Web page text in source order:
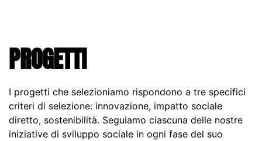
PROGETTI
I progetti che selezioniamo rispondono a tre specifici
criteri di selezione: innovazione, impatto sociale
diretto, sostenibilità. Seguiamo ciascuna delle nostre
iniziative di sviluppo sociale in ogni fase del suo